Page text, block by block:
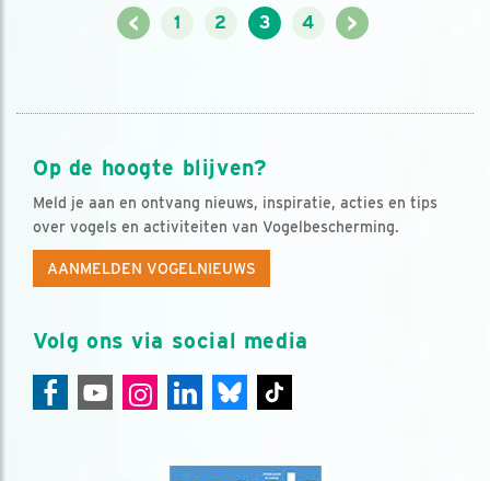
< 1 2 3 4 >
Op de hoogte blijven?
Meld je aan en ontvang nieuws, inspiratie, acties en tips
over vogels en activiteiten van Vogelbescherming.
AANMELDEN VOGELNIEUWS
Volg ons via social media